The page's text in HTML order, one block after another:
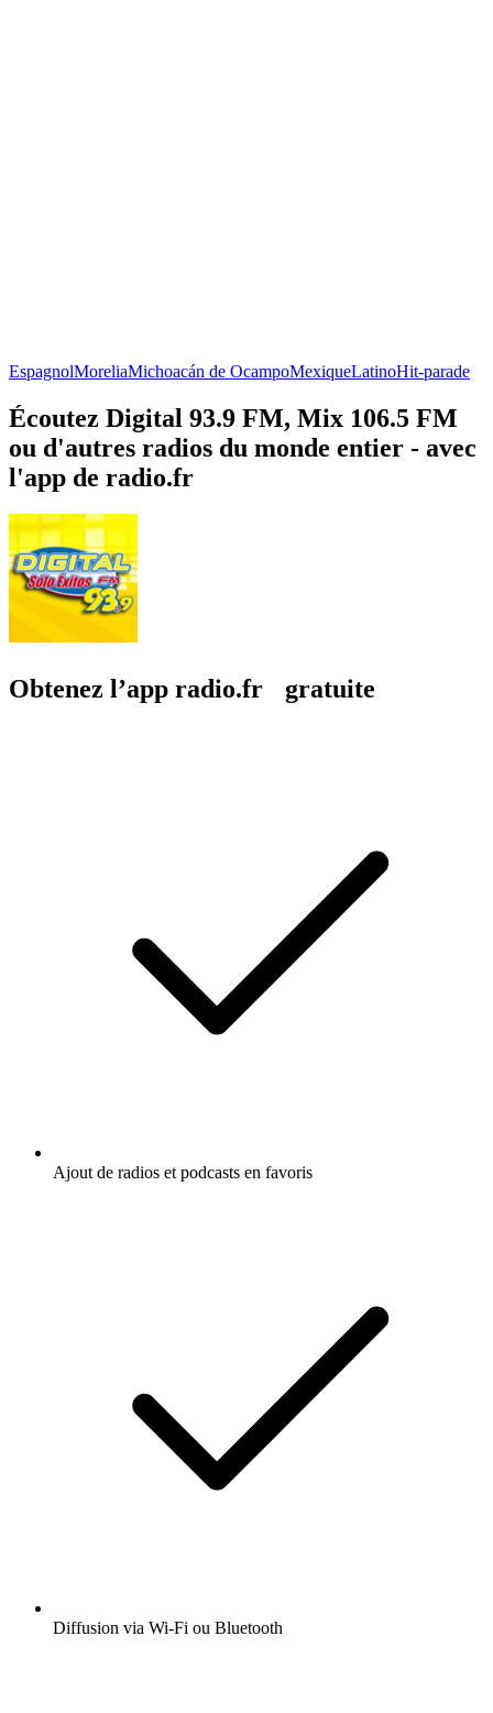
EspagnolMoreliaMichoacán de OcampoMexiqueLatinoHit-parade
Écoutez Digital 93.9 FM, Mix 106.5 FM
ou d'autres radios du monde entier - avec
l'app de radio.fr
Obtenez l’app radio.fr gratuite
Ajout de radios et podcasts en favoris
Diffusion via Wi-Fi ou Bluetooth